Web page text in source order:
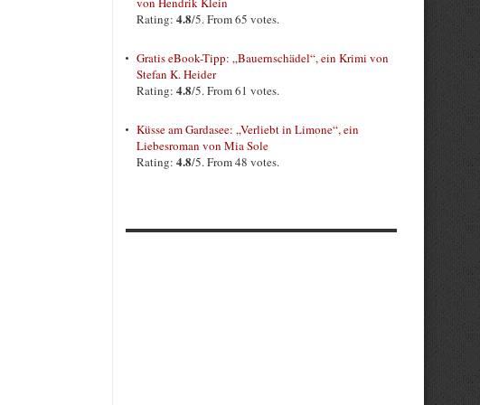
Rating: 4.8/5. From 65 votes.
Gratis eBook-Tipp: „Bauernschädel“, ein Krimi von
Stefan K. Heider
Rating: 4.8/5. From 61 votes.
Küsse am Gardasee: „Verliebt in Limone“, ein
Liebesroman von Mia Sole
Rating: 4.8/5. From 48 votes.